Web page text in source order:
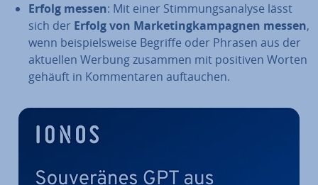
Erfolg messen: Mit einer Stim­mungs­ana­ly­se lässt
sich der Erfolg von Mar­ke­ting­kam­pa­gnen messen,
wenn bei­spiels­wei­se Begriffe oder Phrasen aus der
aktuellen Werbung zusammen mit positiven Worten
gehäuft in Kom­men­ta­ren auf­tau­chen.